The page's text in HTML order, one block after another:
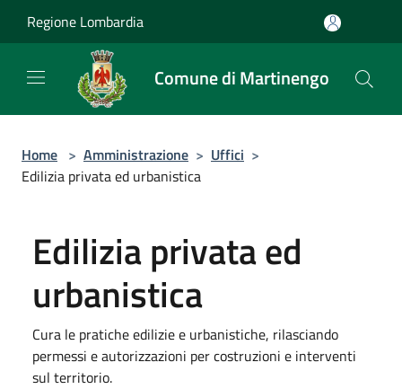
Regione Lombardia
Comune di Martinengo
Home > Amministrazione > Uffici >
Edilizia privata ed urbanistica
Edilizia privata ed
urbanistica
Cura le pratiche edilizie e urbanistiche, rilasciando
permessi e autorizzazioni per costruzioni e interventi
sul territorio.